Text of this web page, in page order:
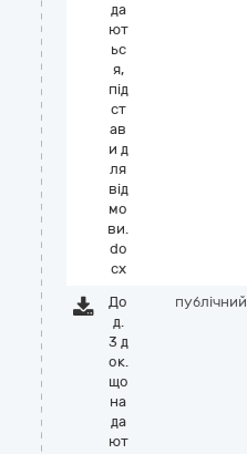
да
ют
ьс
я,
під
ст
ав
и д
ля
від
мо
ви.
do
cx
До
д.
3 д
ок.
що
на
да
ют
публічний